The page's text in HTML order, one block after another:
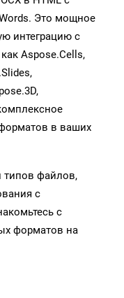
Это мощное
интеграцию с
Aspose.Cells,
в ваших
типов файлов,
с
с
форматов на